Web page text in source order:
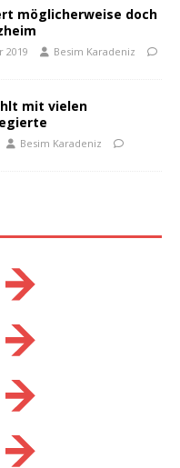
möglicherweise doch
2019
Besim Karadeniz
mit vielen
Besim Karadeniz